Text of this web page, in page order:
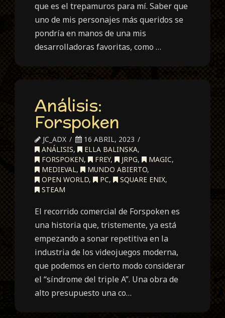
que es el trepamuros para mí. Saber que
uno de mis personajes más queridos se
pondría en manos de una mis
desarrolladoras favoritas, como …
Análisis:
Forspoken
JC_ADX
16 ABRIL, 2023
ANÁLISIS, ELLA BALINSKA,
FORSPOKEN, FREY, JRPG, MAGIC,
MEDIEVAL, MUNDO ABIERTO,
OPEN WORLD, PC, SQUARE ENIX,
STEAM
El recorrido comercial de Forspoken es
una historia que, tristemente, ya está
empezando a sonar repetitiva en la
industria de los videojuegos moderna,
que podemos en cierto modo considerar
el “síndrome del triple A”. Una obra de
alto presupuesto una co…